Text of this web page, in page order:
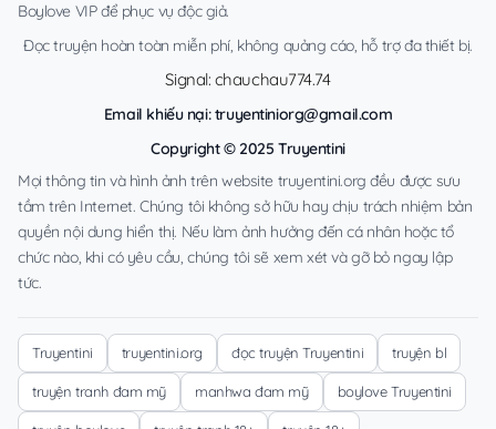
Boylove VIP để phục vụ độc giả.
Đọc truyện hoàn toàn miễn phí, không quảng cáo, hỗ trợ đa thiết bị.
Signal: chauchau774.74
Email khiếu nại:truyentiniorg@gmail.com
Copyright © 2025 Truyentini
Mọi thông tin và hình ảnh trên website truyentini.org đều được sưu
tầm trên Internet. Chúng tôi không sở hữu hay chịu trách nhiệm bản
quyền nội dung hiển thị. Nếu làm ảnh hưởng đến cá nhân hoặc tổ
chức nào, khi có yêu cầu, chúng tôi sẽ xem xét và gỡ bỏ ngay lập
tức.
Truyentini truyentini.org đọc truyện Truyentini truyện bl
truyện tranh đam mỹ manhwa đam mỹ boylove Truyentini